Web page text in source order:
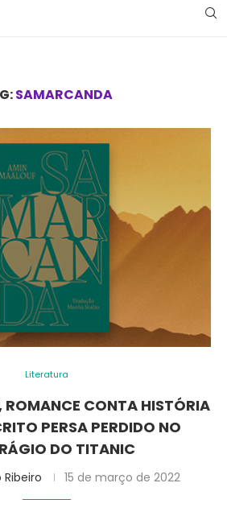
SAMARCANDA
Literatura
ROMANCE CONTA HISTÓRIA
PERSA PERDIDO NO
DO TITANIC
Ribeiro 15 de março de 2022